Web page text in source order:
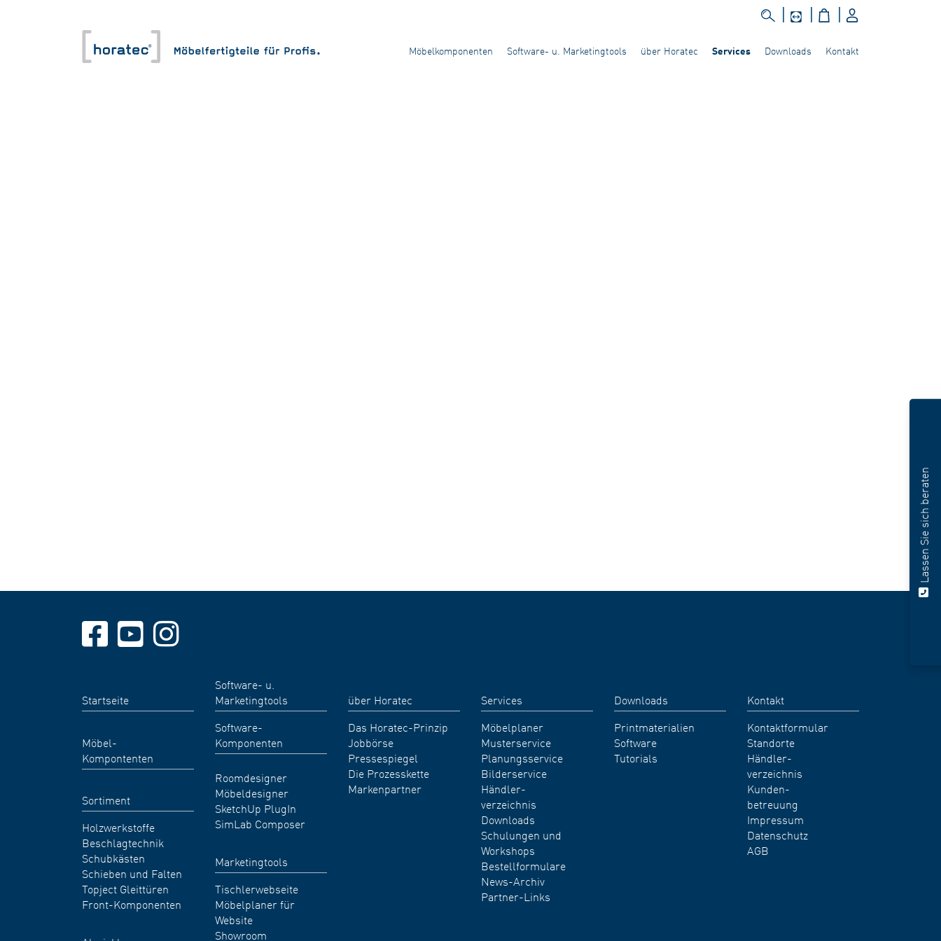
Möbelkomponenten Software- u. Marketingtools über Horatec Services Downloads Kontakt
Lassen Sie sich beraten
Startseite
Möbel-
Kompontenten
Sortiment
Holzwerkstoffe
Beschlagtechnik
Schubkästen
Schieben und Falten
Topject Gleittüren
Front-Komponenten
Software- u.
Marketingtools
Software-
Komponenten
Roomdesigner
Möbeldesigner
SketchUp PlugIn
SimLab Composer
Marketingtools
Tischlerwebseite
Möbelplaner für
Website
Showroom
über Horatec
Das Horatec-Prinzip
Jobbörse
Pressespiegel
Die Prozesskette
Markenpartner
Services
Möbelplaner
Musterservice
Planungsservice
Bilderservice
Händler-
verzeichnis
Downloads
Schulungen und
Workshops
Bestellformulare
News-Archiv
Partner-Links
Downloads
Printmaterialien
Software
Tutorials
Kontakt
Kontaktformular
Standorte
Händler-
verzeichnis
Kunden-
betreuung
Impressum
Datenschutz
AGB